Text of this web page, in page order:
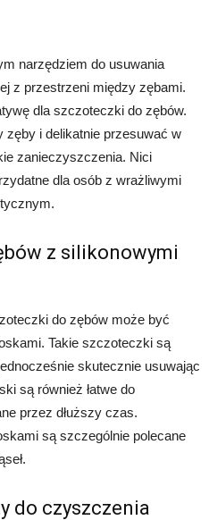
narzędziem do usuwania
z przestrzeni między zębami.
dla szczoteczki do zębów.
zęby i delikatnie przesuwać w
zanieczyszczenia. Nici
dla osób z wrażliwymi
z silikonowymi
do zębów może być
Takie szczoteczki są
skutecznie usuwając
są również łatwe do
przez dłuższy czas.
są szczególnie polecane
do czyszczenia